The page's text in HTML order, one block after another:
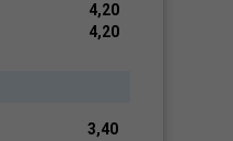
4,20
4,20
3,40